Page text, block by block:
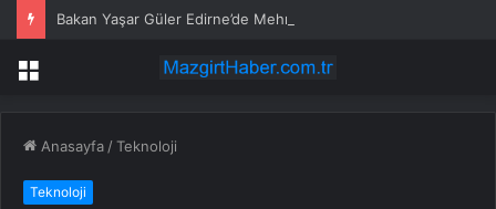
Bakan Yaşar Güler Edirne’de Mehmetçikle Bayramlaştı
Menü
Anasayfa /Teknoloji
Teknoloji